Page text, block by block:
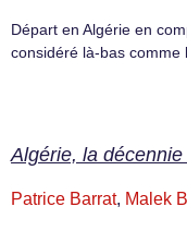
Départ en Algérie en
considéré là-bas comme
Algérie, la
Patrice Barrat, Malek